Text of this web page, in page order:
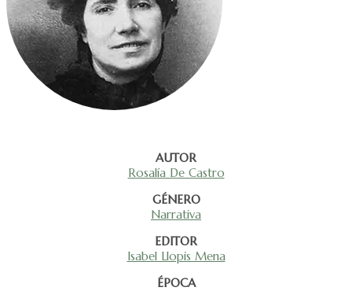
AUTOR
Rosalía De Castro
GÉNERO
Narrativa
EDITOR
Isabel Llopis Mena
ÉPOCA